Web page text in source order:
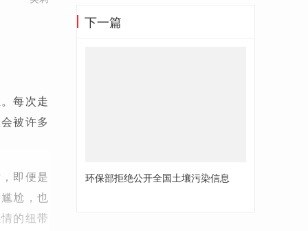
每次走
被许多
即便是
尬，也
的纽带
下一篇
环保部拒绝公开全国土壤污染信息